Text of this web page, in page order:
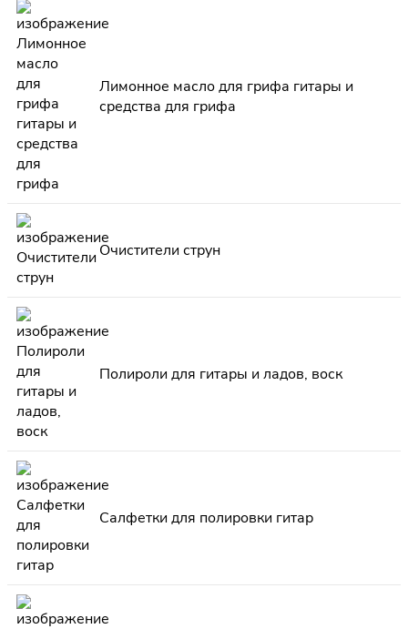
Лимонное масло для грифа гитары и
средства для грифа
Очистители струн
Полироли для гитары и ладов, воск
Салфетки для полировки гитар